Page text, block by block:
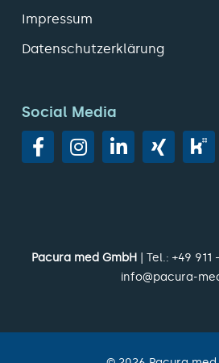
Impressum
Datenschutzerklärung
Social Media
Pacura med GmbH | Tel.: +49 911
info@pacura-